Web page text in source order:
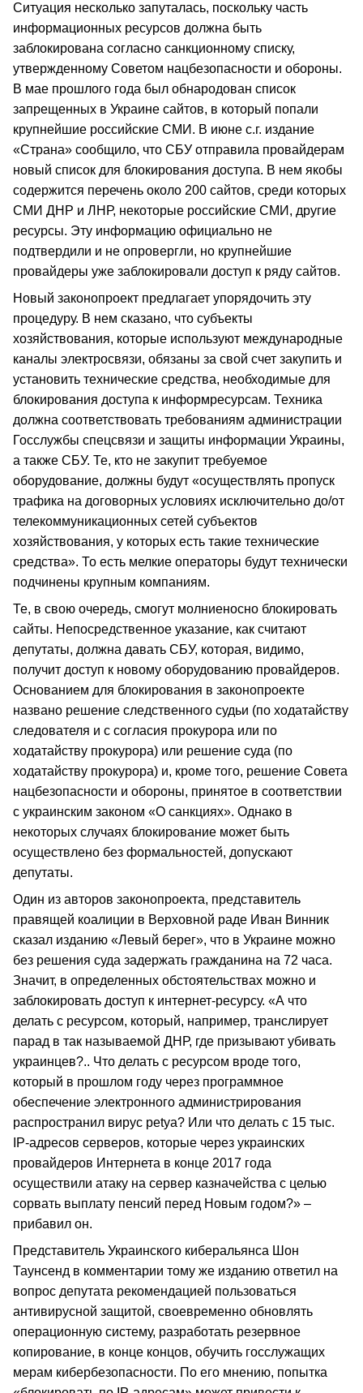
Ситуация несколько запуталась, поскольку часть
информационных ресурсов должна быть
заблокирована согласно санкционному списку,
утвержденному Советом нацбезопасности и обороны.
В мае прошлого года был обнародован список
запрещенных в Украине сайтов, в который попали
крупнейшие российские СМИ. В июне с.г. издание
«Страна» сообщило, что СБУ отправила провайдерам
новый список для блокирования доступа. В нем якобы
содержится перечень около 200 сайтов, среди которых
СМИ ДНР и ЛНР, некоторые российские СМИ, другие
ресурсы. Эту информацию официально не
подтвердили и не опровергли, но крупнейшие
провайдеры уже заблокировали доступ к ряду сайтов.
Новый законопроект предлагает упорядочить эту
процедуру. В нем сказано, что субъекты
хозяйствования, которые используют международные
каналы электросвязи, обязаны за свой счет закупить и
установить технические средства, необходимые для
блокирования доступа к информресурсам. Техника
должна соответствовать требованиям администрации
Госслужбы спецсвязи и защиты информации Украины,
а также СБУ. Те, кто не закупит требуемое
оборудование, должны будут «осуществлять пропуск
трафика на договорных условиях исключительно до/от
телекоммуникационных сетей субъектов
хозяйствования, у которых есть такие технические
средства». То есть мелкие операторы будут технически
подчинены крупным компаниям.
Те, в свою очередь, смогут молниеносно блокировать
сайты. Непосредственное указание, как считают
депутаты, должна давать СБУ, которая, видимо,
получит доступ к новому оборудованию провайдеров.
Основанием для блокирования в законопроекте
названо решение следственного судьи (по ходатайству
следователя и с согласия прокурора или по
ходатайству прокурора) или решение суда (по
ходатайству прокурора) и, кроме того, решение Совета
нацбезопасности и обороны, принятое в соответствии
с украинским законом «О санкциях». Однако в
некоторых случаях блокирование может быть
осуществлено без формальностей, допускают
депутаты.
Один из авторов законопроекта, представитель
правящей коалиции в Верховной раде Иван Винник
сказал изданию «Левый берег», что в Украине можно
без решения суда задержать гражданина на 72 часа.
Значит, в определенных обстоятельствах можно и
заблокировать доступ к интернет-ресурсу. «А что
делать с ресурсом, который, например, транслирует
парад в так называемой ДНР, где призывают убивать
украинцев?.. Что делать с ресурсом вроде того,
который в прошлом году через программное
обеспечение электронного администрирования
распространил вирус petya? Или что делать с 15 тыс.
IP-адресов серверов, которые через украинских
провайдеров Интернета в конце 2017 года
осуществили атаку на сервер казначейства с целью
сорвать выплату пенсий перед Новым годом?» –
прибавил он.
Представитель Украинского киберальянса Шон
Таунсенд в комментарии тому же изданию ответил на
вопрос депутата рекомендацией пользоваться
антивирусной защитой, своевременно обновлять
операционную систему, разработать резервное
копирование, в конце концов, обучить госслужащих
мерам кибербезопасности. По его мнению, попытка